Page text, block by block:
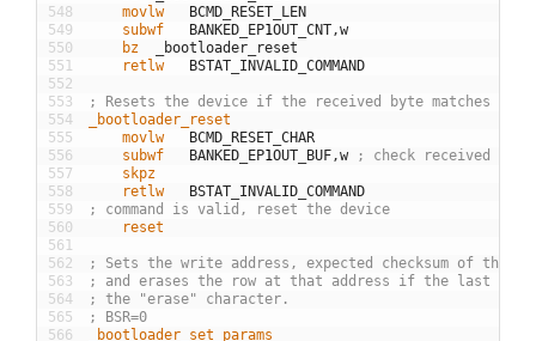
548
549
550
551
552
553
554
555
556
557
558
559
560
561
562
563
564
565
566
	movlw
BCMD RESET
LEN
	subwf
BANKED EP1OUT CNT,w
	bz
bootloader
reset
	retlw
BSTAT INVALID COMMAND
; Resets the device if the received byte matches the
_bootloader_reset
	movlw
BCMD RESET CHAR
	subwf
BANKED EP1OUT BUF,w
; check received
	skpz
	retlw
BSTAT INVALID COMMAND
; command is valid, reset the device
	reset
; Sets the write address, expected checksum of the
; and erases the row at that address if the last byte
; the "erase" character.
; BSR=0
_bootloader_set_params